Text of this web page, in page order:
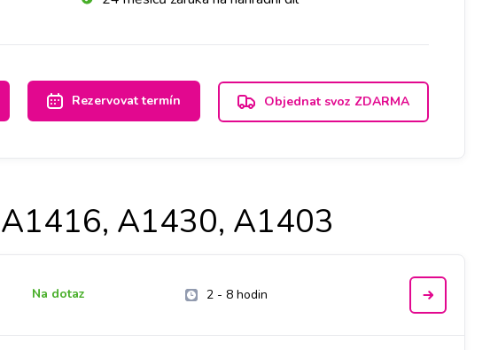
Rezervovat termín Objednat svoz ZDARMA
A1430, A1403
Na dotaz 2 - 8 hodin